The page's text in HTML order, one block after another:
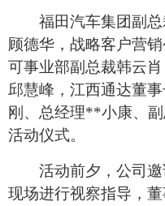
福田汽车集团副
顾德华，战略客户营
可事业部副总裁韩云
邱慧峰，江西通达董
刚、总经理**小康、
活动仪式。
活动前夕，公司
现场进行视察指导，